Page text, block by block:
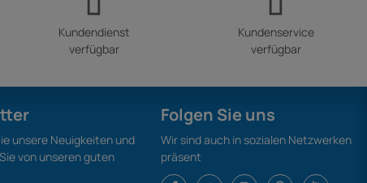
Kundendienst
verfügbar
Kundenservice
verfügbar
unsere Neuigkeiten und
von unseren guten
Folgen Sie uns
Wir sind auch in sozialen Netzwerken
präsent